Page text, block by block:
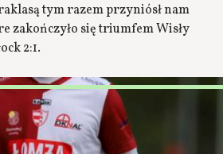
tym razem przyniósł nam
zakończyło się triumfem Wisły
2:1.